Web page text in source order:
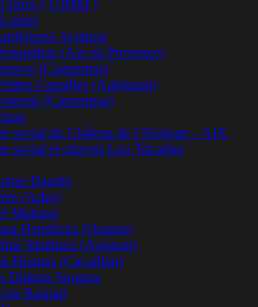
Istres ( UIMM )
Avignon
(Aix en Provence)
(Carpentras)
Canailles (Aubignan)
(Carpentras)
social du Château de l’Horloge – AIX
social et citoyen Lou Tricadou
Daudet
(Arles)
Malraux
Hendricks (Orange)
Matthieu (Avignon)
Hugues (Cavaillon)
Diderot Sorgues
Raspail